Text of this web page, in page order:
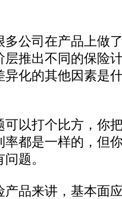
公司在产品上做
推出不同的保险
化的其他因素是
以打个比方，你
都是一样的，但
题。
品来讲，基本面